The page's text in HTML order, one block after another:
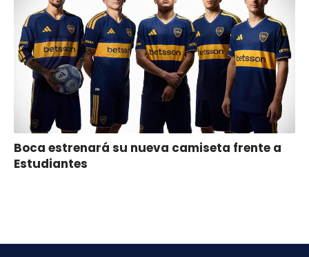
Boca estrenará su nueva camiseta frente a
Estudiantes